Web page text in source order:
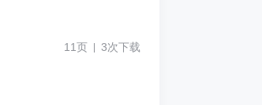
11页 3次下载